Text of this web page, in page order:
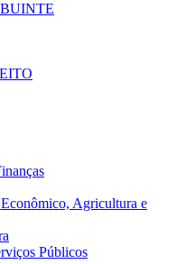
Agricultura e
Públicos